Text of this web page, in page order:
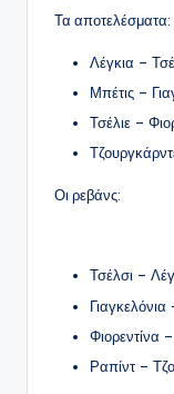
Τα αποτελέσματα:
Λέγκια –
Μπέτις –
Τσέλιε –
Οι ρεβάνς:
Τσέλσι –
Φιορεντίνα
Ραπίντ –